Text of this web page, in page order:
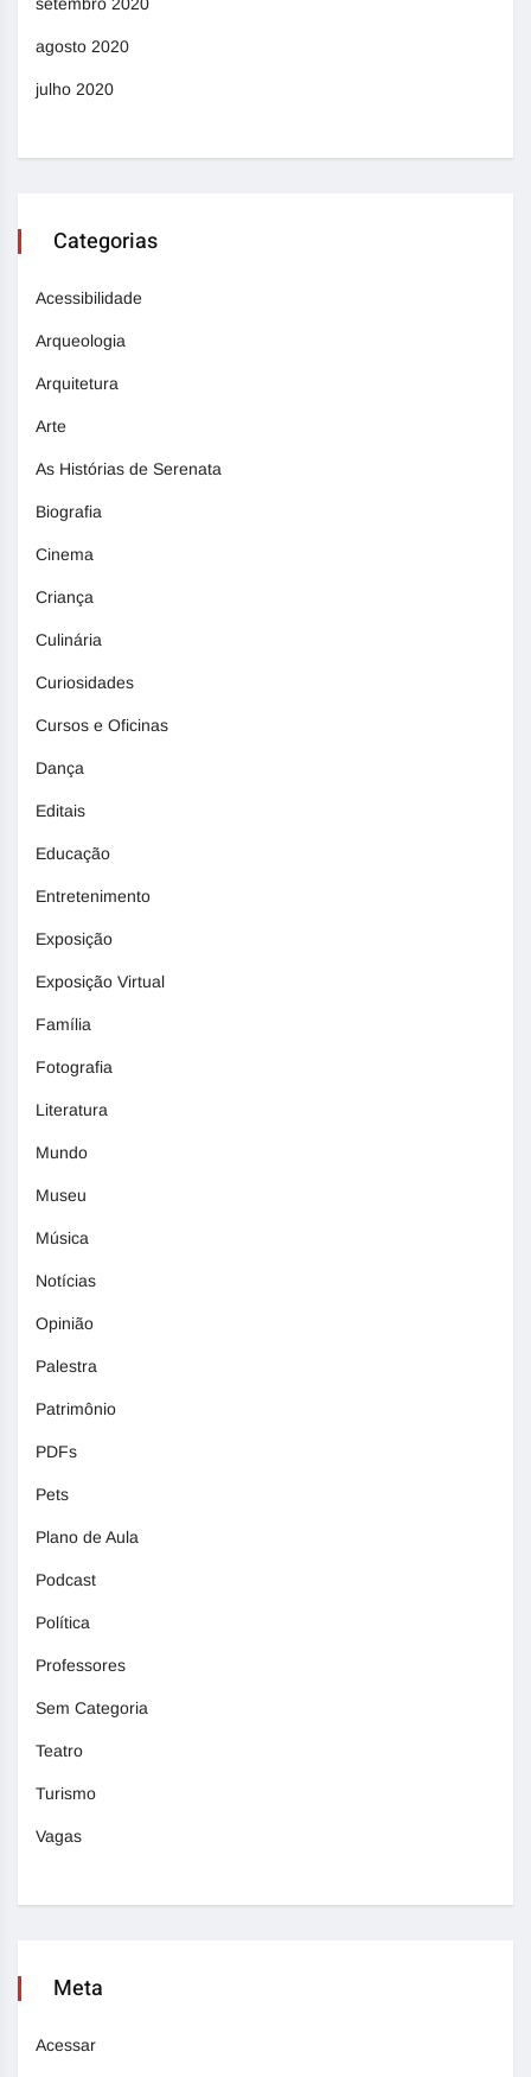
setembro 2020
agosto 2020
julho 2020
Categorias
Acessibilidade
Arqueologia
Arquitetura
Arte
As Histórias de Serenata
Biografia
Cinema
Criança
Culinária
Curiosidades
Cursos e Oficinas
Dança
Editais
Educação
Entretenimento
Exposição
Exposição Virtual
Família
Fotografia
Literatura
Mundo
Museu
Música
Notícias
Opinião
Palestra
Patrimônio
PDFs
Pets
Plano de Aula
Podcast
Política
Professores
Sem Categoria
Teatro
Turismo
Vagas
Meta
Acessar